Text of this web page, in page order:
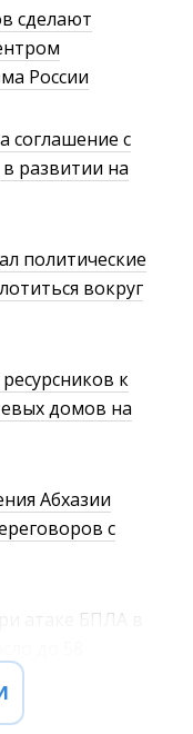
сделают
России
соглашение с
развитии на
политические
вокруг
к
домов на
Абхазии
с
атаке БПЛА в